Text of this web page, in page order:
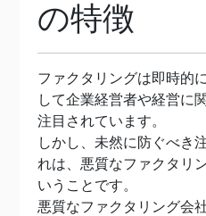
の特徴
ファクタリングは即時的
して企業経営者や経営に
注目されています。
しかし、未然に防ぐべき
れは、悪質なファクタリ
いうことです。
悪質なファクタリング会